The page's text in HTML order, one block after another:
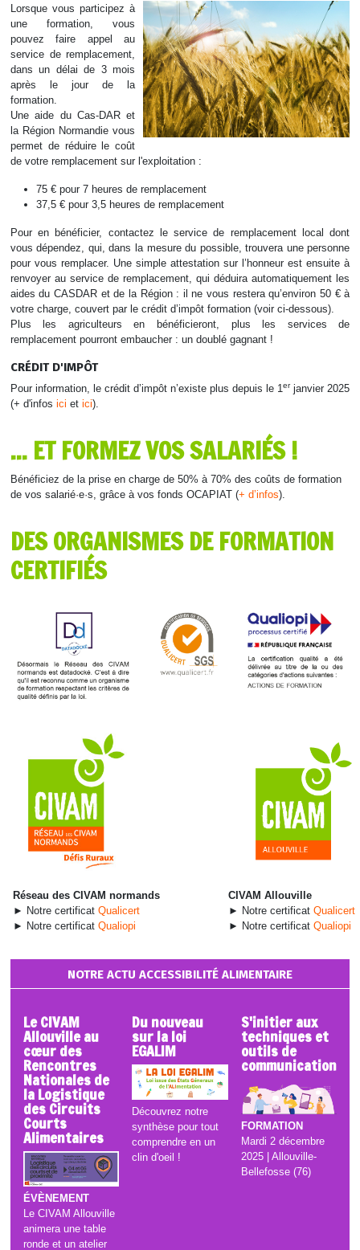
Lorsque vous participez à
une formation, vous
pouvez faire appel au
service de remplacement,
dans un délai de 3 mois
après le jour de la
formation.
Une aide du Cas-DAR et
la Région Normandie vous
permet de réduire le coût
de votre remplacement sur l'exploitation :
75 € pour 7 heures de remplacement
37,5 € pour 3,5 heures de remplacement
Pour en bénéficier, contactez le service de remplacement local dont
vous dépendez, qui, dans la mesure du possible, trouvera une personne
pour vous remplacer. Une simple attestation sur l’honneur est ensuite à
renvoyer au service de remplacement, qui déduira automatiquement les
aides du CASDAR et de la Région : il ne vous restera qu’environ 50 € à
votre charge, couvert par le crédit d’impôt formation (voir ci-dessous).
Plus les agriculteurs en bénéficieront, plus les services de
remplacement pourront embaucher : un doublé gagnant !
CRÉDIT D'IMPÔT
Pour information, le crédit d’impôt n’existe plus depuis le 1erjanvier 2025
(+ d'infos ici et ici).
... ET FORMEZ VOS SALARIÉS !
Bénéficiez de la prise en charge de 50% à 70% des coûts de formation
de vos salarié·e·s, grâce à vos fonds OCAPIAT (+ d’infos‍‍).
DES ORGANISMES DE FORMATION
CERTIFIÉS
Réseau des CIVAM normands
► Notre certificat Qualicert
► Notre certificat Qualiopi
CIVAM Allouville
► Notre certificat Qualicert
► Notre certificat Qualiopi
NOTRE ACTU ACCESSIBILITÉ ALIMENTAIRE
Le CIVAM
Allouville au
cœur des
Rencontres
Nationales de
la Logistique
des Circuits
Courts
Alimentaires
ÉVÈNEMENT
Le CIVAM Allouville
animera une table
ronde et un atelier
Du nouveau
sur la loi
EGALIM
Découvrez notre
synthèse pour tout
comprendre en un
clin d'oeil !
S'initier aux
techniques et
outils de
communication
FORMATION
Mardi 2 décembre
2025 | Allouville-
Bellefosse (76)